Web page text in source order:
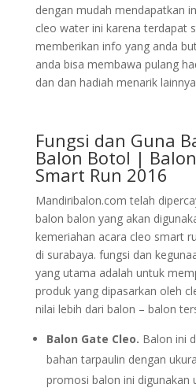
dengan mudah mendapatkan
cleo water ini karena terdapat
memberikan info yang anda
anda bisa membawa pulang
dan dan hadiah menarik
Fungsi dan Guna
Balon Botol |
Smart Run 2016
Mandiribalon.com telah
balon balon yang akan
kemeriahan acara cleo smart
di surabaya. fungsi dan
yang utama adalah untuk
produk yang dipasarkan oleh
nilai lebih dari balon – balon
Balon Gate Cleo. Balon ini
bahan tarpaulin dengan
promosi balon ini digunakan